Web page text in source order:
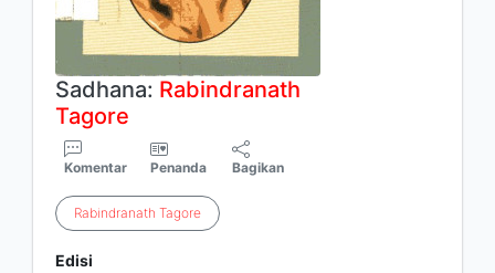
Sadhana: Rabindranath
Tagore
Komentar Penanda Bagikan
Rabindranath Tagore
Edisi